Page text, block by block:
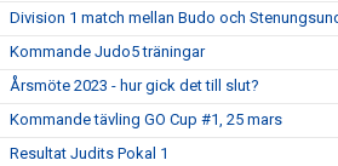
Division 1 match mellan Budo och
Kommande Judo5 träningar
Årsmöte 2023 - hur gick det till slut?
Kommande tävling GO Cup #1, 25 mars
Resultat Judits Pokal 1